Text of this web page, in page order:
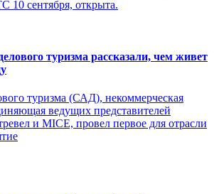
10 сентября, открыта.
туризма рассказали, чем живет
туризма (САД), некоммерческая
ведущих представителей
и MICE, провел первое для отрасли